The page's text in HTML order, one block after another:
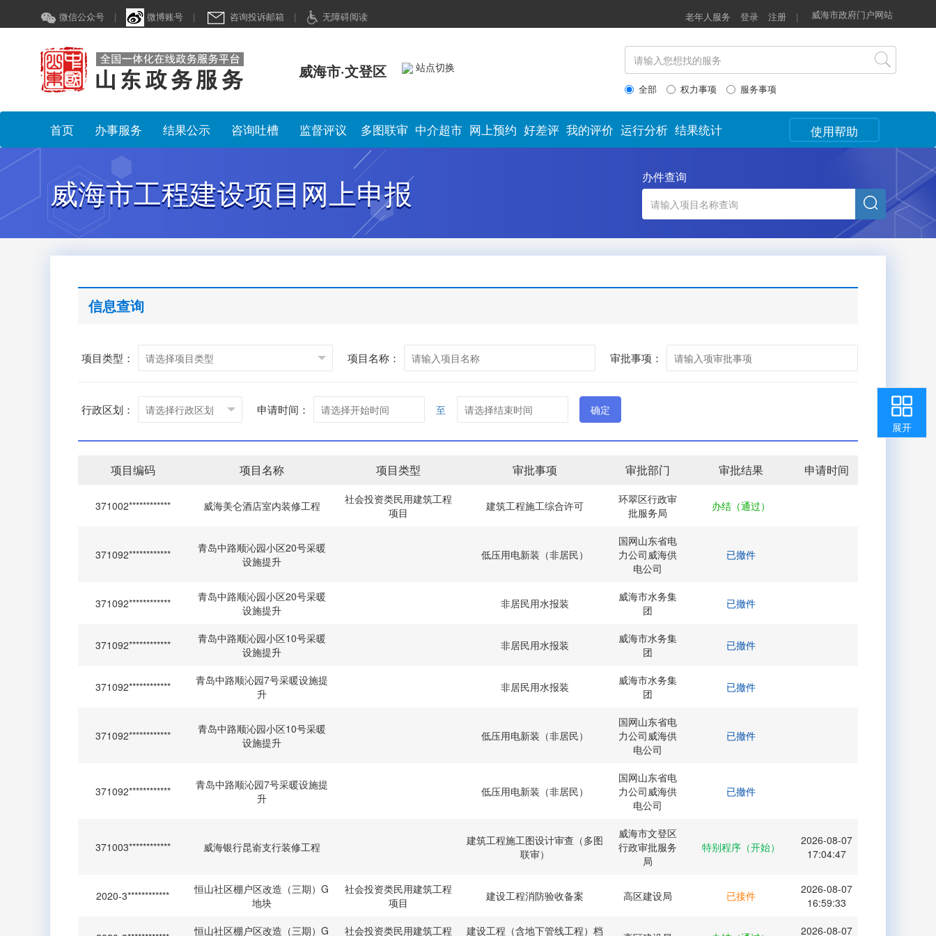
微信公众号 | 微博账号 | 咨询投诉邮箱 | 无障碍阅读 威海市政府门户网站
老年人服务 登录 注册 |
用户中心
咨询投诉
智能问答
我要纠错
返回顶部
收起
展开
威海市·文登区 站点切换
全部 权力事项 服务事项
首页 办事服务 结果公示 咨询吐槽 监督评议 多图联审 中介超市 网上预约 好差评 我的评价 运行分析 结果统计 使用帮助
威海市工程建设项目网上申报
办件查询
信息查询
项目类型： 项目名称： 审批事项：
行政区划： 申请时间： 至 确定
项目编码 项目名称 项目类型 审批事项 审批部门 审批结果 申请时间
371002************ 威海美仑酒店室内装修工程
社会投资类民用建筑工程
项目
建筑工程施工综合许可
环翠区行政审
批服务局
办结（通过）
371092************
青岛中路顺沁园小区20号采暖
设施提升
低压用电新装（非居民）
国网山东省电
力公司威海供
电公司
已撤件
371092************
青岛中路顺沁园小区20号采暖
设施提升
非居民用水报装
威海市水务集
团
已撤件
371092************
青岛中路顺沁园小区10号采暖
设施提升
非居民用水报装
威海市水务集
团
已撤件
371092************
青岛中路顺沁园7号采暖设施提
升
非居民用水报装
威海市水务集
团
已撤件
371092************
青岛中路顺沁园小区10号采暖
设施提升
低压用电新装（非居民）
国网山东省电
力公司威海供
电公司
已撤件
371092************
青岛中路顺沁园7号采暖设施提
升
低压用电新装（非居民）
国网山东省电
力公司威海供
电公司
已撤件
371003************ 威海银行昆嵛支行装修工程
建筑工程施工图设计审查（多图
联审）
威海市文登区
行政审批服务
局
特别程序（开始）
2026-08-07
17:04:47
2020-3************
恒山社区棚户区改造（三期）G
地块
社会投资类民用建筑工程
项目
建设工程消防验收备案 高区建设局 已接件
2026-08-07
16:59:33
恒山社区棚户区改造（三期）G
社会投资类民用建筑工程
建设工程（含地下管线工程）档
2026-08-07